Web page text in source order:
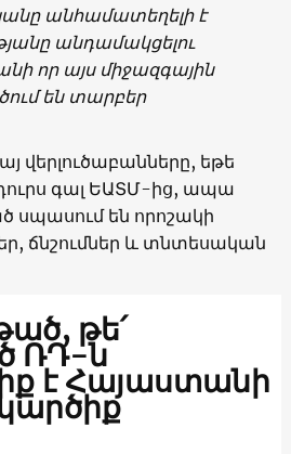
անհամատեղելի է
անդամակցելու
որ այս միջազգային
են տարբեր
վերլուծաբանները, եթե
գալ ԵԱՏՄ-ից, ապա
սպասում են որոշակի
ճնշումներ և տնտեսական
թե՛
ՌԴ-ն
է Հայաստանի